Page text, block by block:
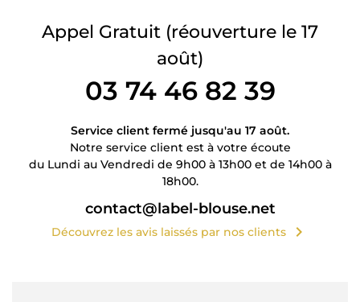
Appel Gratuit (réouverture le 17
août)
03 74 46 82 39
Service client fermé jusqu'au 17 août.
Notre service client est à votre écoute
du Lundi au Vendredi de 9h00 à 13h00 et de 14h00 à
18h00.
contact@label-blouse.net
Découvrez les avis laissés par nos clients chevron_right